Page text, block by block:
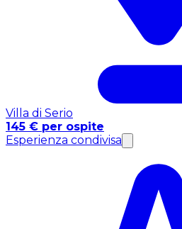
Villa di Serio
145 € per ospite
Esperienza condivisa